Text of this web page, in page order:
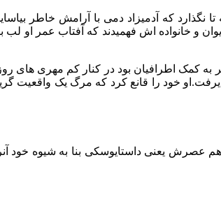
که آدمیزاد دمی با آرامش خاطر
و خانواده اش فهمیدند که آفتاب عمر
کمک اطرافیان بود در کنار کم مهری های
خود را قانع کرد که مرگ یک واقعیت
یعنی داستایوسکی بنا به شیوه خود